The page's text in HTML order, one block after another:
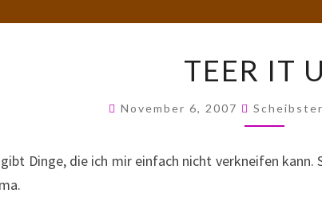
TEER IT
November 6, 2007 Scheibster
gibt Dinge, die ich mir einfach nicht verkneifen kann.